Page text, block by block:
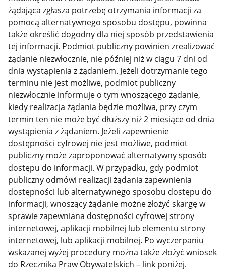
żądająca zgłasza potrzebę otrzymania informacji za
pomocą alternatywnego sposobu dostępu, powinna
także określić dogodny dla niej sposób przedstawienia
tej informacji. Podmiot publiczny powinien zrealizować
żądanie niezwłocznie, nie później niż w ciągu 7 dni od
dnia wystąpienia z żądaniem. Jeżeli dotrzymanie tego
terminu nie jest możliwe, podmiot publiczny
niezwłocznie informuje o tym wnoszącego żądanie,
kiedy realizacja żądania będzie możliwa, przy czym
termin ten nie może być dłuższy niż 2 miesiące od dnia
wystąpienia z żądaniem. Jeżeli zapewnienie
dostępności cyfrowej nie jest możliwe, podmiot
publiczny może zaproponować alternatywny sposób
dostępu do informacji. W przypadku, gdy podmiot
publiczny odmówi realizacji żądania zapewnienia
dostępności lub alternatywnego sposobu dostępu do
informacji, wnoszący żądanie możne złożyć skargę w
sprawie zapewniana dostępności cyfrowej strony
internetowej, aplikacji mobilnej lub elementu strony
internetowej, lub aplikacji mobilnej. Po wyczerpaniu
wskazanej wyżej procedury można także złożyć wniosek
do Rzecznika Praw Obywatelskich – link poniżej.